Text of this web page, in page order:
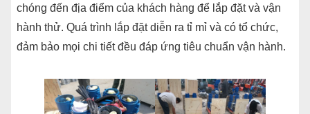
chóng đến địa điểm của khách hàng để lắp đặt và vận
hành thử. Quá trình lắp đặt diễn ra tỉ mỉ và có tổ chức,
đảm bảo mọi chi tiết đều đáp ứng tiêu chuẩn vận hành.